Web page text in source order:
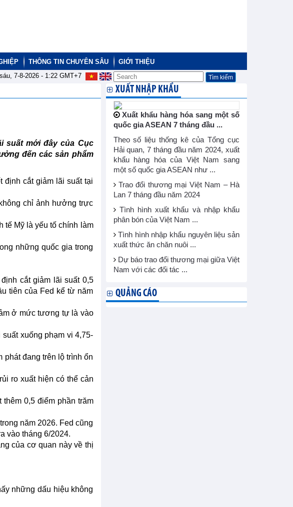
THÔNG TIN CHUYÊN SÂU
GIỚI THIỆU
7-8-2026 - 1:22GMT+7
suất mới đây của Cục
đến các sản phẩm
định cắt giảm lãi suất tại
chỉ ảnh hưởng trực
tế Mỹ là yếu tố chính làm
những quốc gia trong
cắt giảm lãi suất 0,5
tiên của Fed kể từ năm
ở mức tương tự là vào
xuống phạm vi 4,75-
phát đang trên lộ trình ổn
ro xuất hiện có thể cản
0,5 điểm phần trăm
năm 2026. Fed cũng
vào tháng 6/2024.
của cơ quan này về thị
những dấu hiệu không
XUẤT NHẬP KHẨU
Xuất khẩu hàng hóa sang một số
quốc gia ASEAN 7 tháng đầu ...
Theo số liệu thống kê của Tổng cục
Hải quan, 7 tháng đầu năm 2024, xuất
khẩu hàng hóa của Việt Nam sang
một số quốc gia ASEAN như ...
Trao đổi thương mại Việt Nam – Hà
Lan 7 tháng đầu năm 2024
Tình hình xuất khẩu và nhập khẩu
phân bón của Việt Nam ...
Tình hình nhập khẩu nguyên liệu sản
xuất thức ăn chăn nuôi ...
Dự báo trao đổi thương mại giữa Việt
Nam với các đối tác ...
QUẢNG CÁO